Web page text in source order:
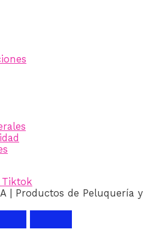
Tiktok
| Productos de Peluquería y